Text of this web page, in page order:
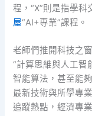
程，“X”則是指學
屋“AI+專業”課程。
老師們推開科技之
“計算思維與人工智
智能算法，甚至能
最新技術與所學專
追蹤熱點，經濟專